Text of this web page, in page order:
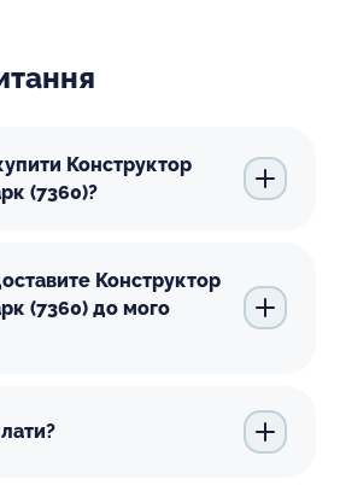
Конструктор
(7360)?
Конструктор
(7360) до мого